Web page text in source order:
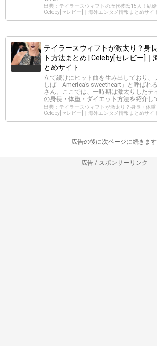
出典：テイラースウィフトの歴代彼氏15人！結婚
Celeby[セレビー]｜海外エンタメ情報まとめサイ
テイラースウィフトが激太り？身
ト方法まとめ | Celeby[セレビー]｜
とめサイト
立て続けにヒット曲を生み出しており、
しば「America’s sweetheart」と呼ばれ
さん。ここでは、一時期は激太りしたテ
の身長・体重・ダイエット方法を紹介し
出典：テイラースウィフトが激太り？身長・体重
Celeby[セレビー]｜海外エンタメ情報まとめサイ
-----------------広告の後に次ページに続きます
広告 / スポンサーリンク